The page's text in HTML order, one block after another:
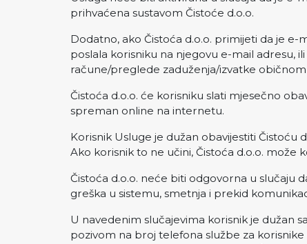
prihvaćena sustavom Čistoće d.o.o.
Dodatno, ako Čistoća d.o.o. primijeti da je e-
poslala korisniku na njegovu e-mail adresu,
račune/preglede zaduženja/izvatke
Čistoća d.o.o. će korisniku slati mjesečno
spreman online na internetu.
Korisnik Usluge je dužan obavijestiti
Ako korisnik to ne učini, Čistoća d.o.o. može
Čistoća d.o.o. neće biti odgovorna u slučaju
greška u sistemu, smetnja i prekid
U navedenim slučajevima korisnik je dužan
pozivom na broj telefona službe za